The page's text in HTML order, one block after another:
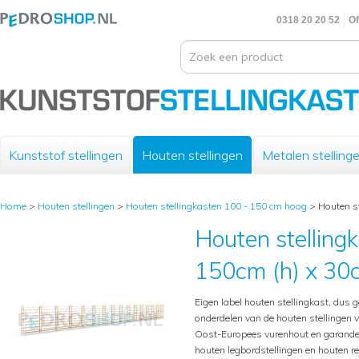
0318 20 20 52
Kunststof stellingen Houten stellingen Metalen
Home > Houten stellingen > Houten stellingkasten 100 - 150 cm hoog > Houten
Houten
150cm (h) x
Eigen label houten stellingkast, dus
onderdelen van de houten stellingen
Oost-Europees vurenhout en
houten legbordstellingen en houten